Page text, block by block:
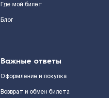
Где мой билет
Блог
Важные ответы
Оформление и покупка
Возврат и обмен билета